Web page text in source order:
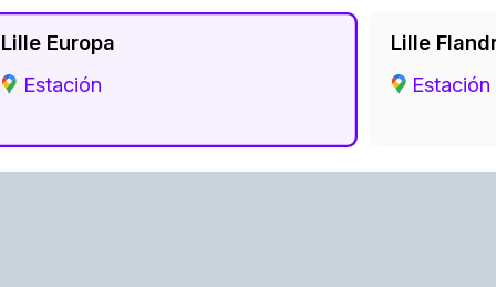
Lille Europa
Estación
Lille
Estación